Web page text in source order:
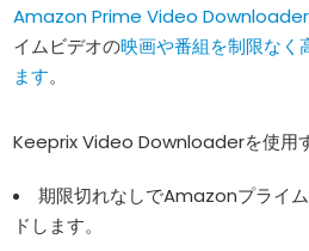
Amazon Prime Video Downloader
イムビデオの映画や番組を制限なく
ます。
Keeprix Video Downloaderを使用
期限切れなしでAmazonプライ
ドします。